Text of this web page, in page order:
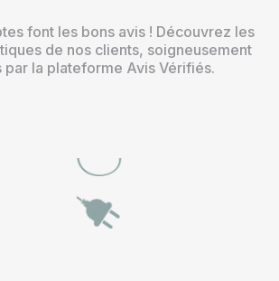
font les bons avis ! Découvrez les
de nos clients, soigneusement
par la plateforme Avis Vérifiés.